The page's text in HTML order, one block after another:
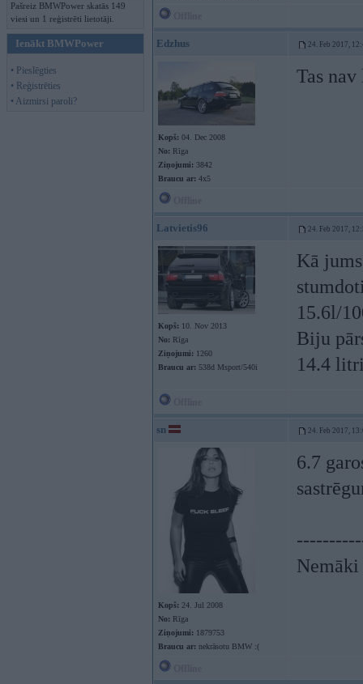
Pašreiz BMWPower skatās 149
viesi un 1 reģistrēti lietotāji.
Ienākt BMWPower
• Pieslēgties
• Reģistrēties
• Aizmirsi paroli?
Edzhus 24. Feb 2017,
Kopš: 04. Dec 2008
No: Rīga
Ziņojumi: 3842
Braucu ar: 4x5
Tas
Latvietis96 24. Feb 2017,
Kopš: 10. Nov 2013
No: Rīga
Ziņojumi: 1260
Braucu ar: 538d Msport/540i
Kā
15.6l/
Biju
14.4
sn 24. Feb 2017,
Kopš: 24. Jul 2008
No: Rīga
Ziņojumi: 1879753
Braucu ar: nekrāsotu BMW :(
6.7